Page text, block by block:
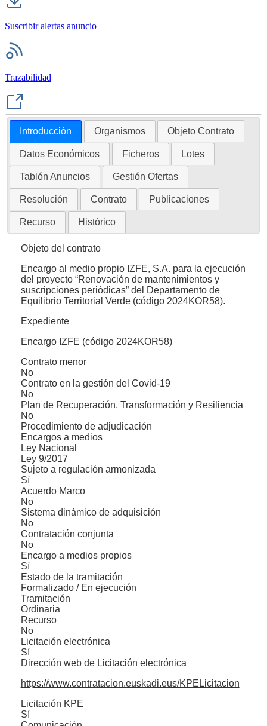
|
Suscribir alertas anuncio
|
Trazabilidad
Introducción Organismos Objeto Contrato
Datos Económicos Ficheros Lotes
Tablón Anuncios Gestión Ofertas
Resolución Contrato Publicaciones
Recurso Histórico
Objeto del contrato
Encargo al medio propio IZFE, S.A. para la ejecución
del proyecto “Renovación de mantenimientos y
suscripciones periódicas” del Departamento de
Equilibrio Territorial Verde (código 2024KOR58).
Expediente
Encargo IZFE (código 2024KOR58)
Contrato menor
No
Contrato en la gestión del Covid-19
No
Plan de Recuperación, Transformación y Resiliencia
No
Procedimiento de adjudicación
Encargos a medios
Ley Nacional
Ley 9/2017
Sujeto a regulación armonizada
Sí
Acuerdo Marco
No
Sistema dinámico de adquisición
No
Contratación conjunta
No
Encargo a medios propios
Sí
Estado de la tramitación
Formalizado / En ejecución
Tramitación
Ordinaria
Recurso
No
Licitación electrónica
Sí
Dirección web de Licitación electrónica
https://www.contratacion.euskadi.eus/KPELicitacion
Licitación KPE
Sí